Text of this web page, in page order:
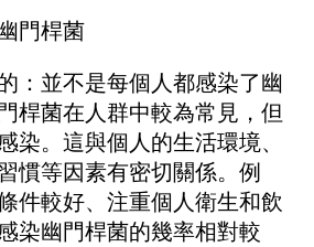
門桿菌
並不是每個人都感染了幽
桿菌在人群中較為常見，但
染。這與個人的生活環境、
慣等因素有密切關係。例
件較好、注重個人衛生和飲
染幽門桿菌的幾率相對較